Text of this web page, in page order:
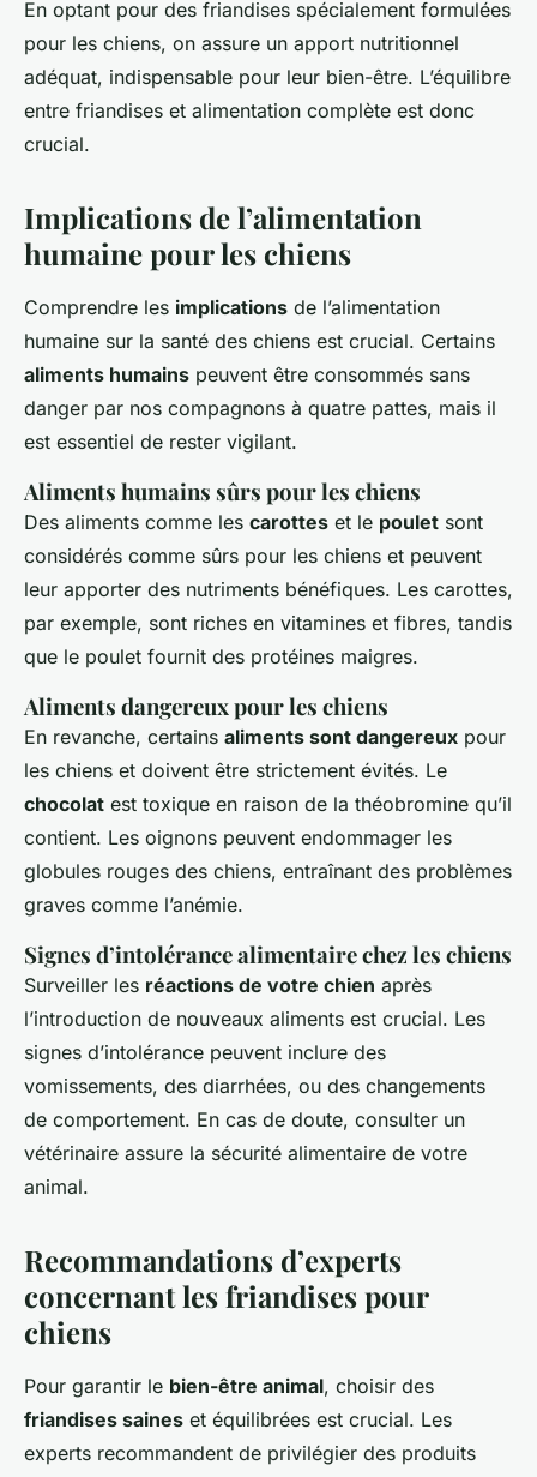
En optant pour des friandises spécialement formulées
pour les chiens, on assure un apport nutritionnel
adéquat, indispensable pour leur bien-être. L’équilibre
entre friandises et alimentation complète est donc
crucial.
Implications de l’alimentation
humaine pour les chiens
Comprendre les implications de l’alimentation
humaine sur la santé des chiens est crucial. Certains
aliments humains peuvent être consommés sans
danger par nos compagnons à quatre pattes, mais il
est essentiel de rester vigilant.
Aliments humains sûrs pour les chiens
Des aliments comme les carottes et le poulet sont
considérés comme sûrs pour les chiens et peuvent
leur apporter des nutriments bénéfiques. Les carottes,
par exemple, sont riches en vitamines et fibres, tandis
que le poulet fournit des protéines maigres.
Aliments dangereux pour les chiens
En revanche, certains aliments sont dangereux pour
les chiens et doivent être strictement évités. Le
chocolat est toxique en raison de la théobromine qu’il
contient. Les oignons peuvent endommager les
globules rouges des chiens, entraînant des problèmes
graves comme l’anémie.
Signes d’intolérance alimentaire chez les chiens
Surveiller les réactions de votre chien après
l’introduction de nouveaux aliments est crucial. Les
signes d’intolérance peuvent inclure des
vomissements, des diarrhées, ou des changements
de comportement. En cas de doute, consulter un
vétérinaire assure la sécurité alimentaire de votre
animal.
Recommandations d’experts
concernant les friandises pour
chiens
Pour garantir le bien-être animal, choisir des
friandises saines et équilibrées est crucial. Les
experts recommandent de privilégier des produits